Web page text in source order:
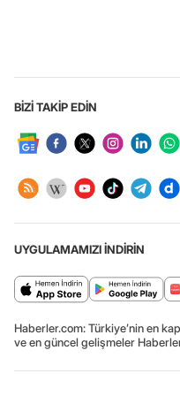
BİZİ TAKİP EDİN
UYGULAMAMIZI İNDİRİN
Haberler.com: Türkiye’nin en
ve en güncel gelişmeler